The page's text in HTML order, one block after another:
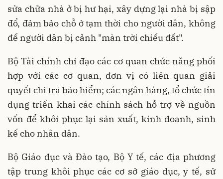
sửa chữa nhà ở bị hư hại, xây dựng lại nhà bị sập
đổ, đảm bảo chỗ ở tạm thời cho người dân, không
để người dân bị cảnh "màn trời chiếu đất".
Bộ Tài chính chỉ đạo các cơ quan chức năng phối
hợp với các cơ quan, đơn vị có liên quan giải
quyết chi trả bảo hiểm; các ngân hàng, tổ chức tín
dụng triển khai các chính sách hỗ trợ về nguồn
vốn để khôi phục lại sản xuất, kinh doanh, sinh
kế cho nhân dân.
Bộ Giáo dục và Đào tạo, Bộ Y tế, các địa phương
tập trung khôi phục các cơ sở giáo dục, y tế, sử